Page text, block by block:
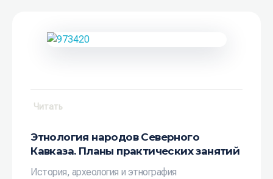
Этнология народов Северного
Кавказа. Планы практических занятий
История, археология и этнография
Читать